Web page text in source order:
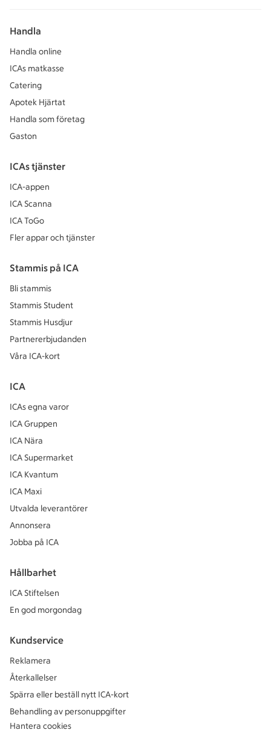
Handla
Handla online
ICAs matkasse
Catering
Apotek Hjärtat
Handla som företag
Gaston
ICAs tjänster
ICA-appen
ICA Scanna
ICA ToGo
Fler appar och tjänster
Stammis på ICA
Bli stammis
Stammis Student
Stammis Husdjur
Partnererbjudanden
Våra ICA-kort
ICA
ICAs egna varor
ICA Gruppen
ICA Nära
ICA Supermarket
ICA Kvantum
ICA Maxi
Utvalda leverantörer
Annonsera
Jobba på ICA
Hållbarhet
ICA Stiftelsen
En god morgondag
Kundservice
Reklamera
Återkallelser
Spärra eller beställ nytt ICA-kort
Behandling av personuppgifter
Hantera cookies